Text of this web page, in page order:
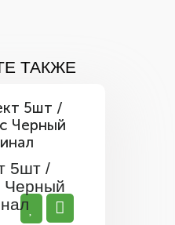
ТАКЖЕ
5шт /
Черный